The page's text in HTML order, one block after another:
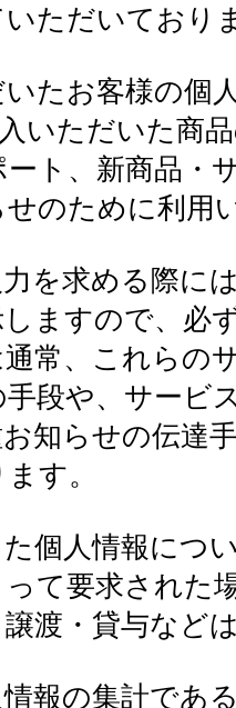
ただいており
たお客様の個
いただいた商
ト、新商品・
せのために利用
を求める際に
ますので、必
常、これらの
段や、サービ
知らせの伝達
す。
個人情報につ
て要求された
渡・貸与など
報の集計であ